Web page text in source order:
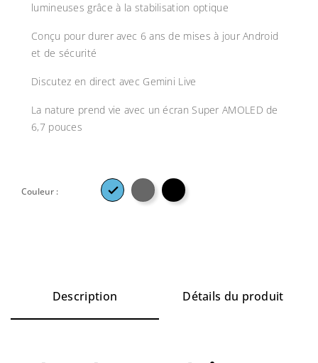
lumineuses grâce à la stabilisation optique
Conçu pour durer avec 6 ans de mises à jour Android
et de sécurité
Discutez en direct avec Gemini Live
La nature prend vie avec un écran Super AMOLED de
6,7 pouces
Couleur : 
Description Détails du produit